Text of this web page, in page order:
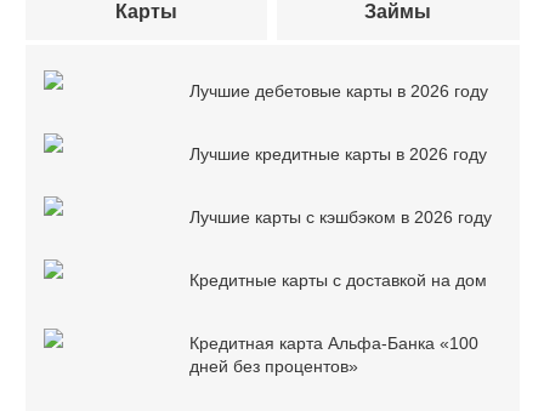
Карты Займы
Лучшие дебетовые карты в 2026 году
Лучшие кредитные карты в 2026 году
Лучшие карты с кэшбэком в 2026 году
Кредитные карты с доставкой на дом
Кредитная карта Альфа-Банка «100
дней без процентов»